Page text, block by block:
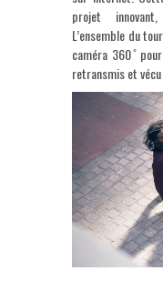
projet
L’ensemble du
caméra 360
retransmis et vécu